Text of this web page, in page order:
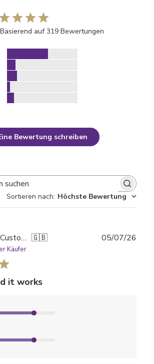
Basierend auf 319 Bewertungen
Bewertung schreiben
Sortieren nach: Höchste Bewertung
Verified-Customer 🇬🇧
Käufer
it works
05/07/26